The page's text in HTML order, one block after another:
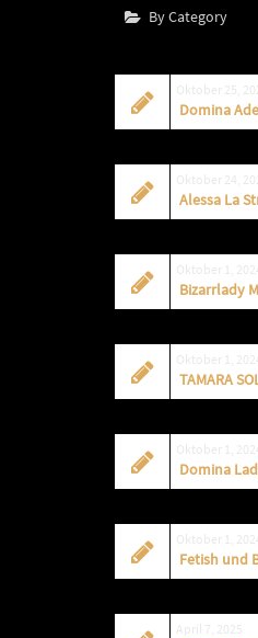
By Category
Alessa La
Bizarrlady
Domina